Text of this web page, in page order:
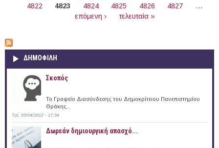
4822
4823 4824 4825 4826 4827
…
επόμενη ›
τελευταία »
ΔΗΜΟΦΙΛΗ
Σκοπός
Το Γραφείο Διασύνδεσης του Δημοκρίτειου Πανεπιστημίου
Θράκης...
Τρί, 03/04/2012 - 17:34
Δωρεάν δημιουργική απασχό...